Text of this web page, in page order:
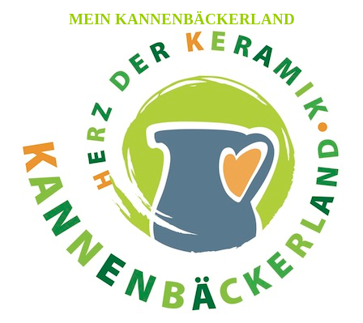
MEIN KANNENBÄCKERLAND